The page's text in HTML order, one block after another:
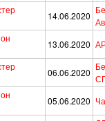
14.06.2020
13.06.2020
06.06.2020
05.06.2020